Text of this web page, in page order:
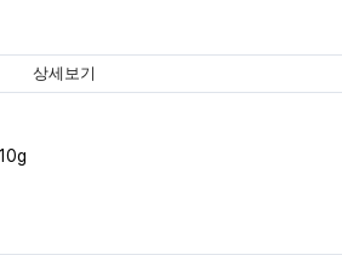
상세보기